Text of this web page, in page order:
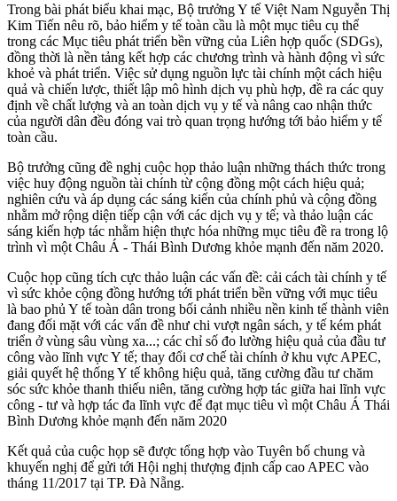
Trong bài phát biểu khai mạc, Bộ trưởng Y tế Việt Nam Nguyễn Thị
Kim Tiến nêu rõ, bảo hiểm y tế toàn cầu là một mục tiêu cụ thể
trong các Mục tiêu phát triển bền vững của Liên hợp quốc (SDGs),
đồng thời là nền tảng kết hợp các chương trình và hành động vì sức
khoẻ và phát triển. Việc sử dụng nguồn lực tài chính một cách hiệu
quả và chiến lược, thiết lập mô hình dịch vụ phù hợp, đề ra các quy
định về chất lượng và an toàn dịch vụ y tế và nâng cao nhận thức
của người dân đều đóng vai trò quan trọng hướng tới bảo hiểm y tế
toàn cầu.
Bộ trưởng cũng đề nghị cuộc họp thảo luận những thách thức trong
việc huy động nguồn tài chính từ cộng đồng một cách hiệu quả;
nghiên cứu và áp dụng các sáng kiến của chính phủ và cộng đồng
nhằm mở rộng diện tiếp cận với các dịch vụ y tế; và thảo luận các
sáng kiến hợp tác nhằm hiện thực hóa những mục tiêu đề ra trong lộ
trình vì một Châu Á - Thái Bình Dương khỏe mạnh đến năm 2020.
Cuộc họp cũng tích cực thảo luận các vấn đề: cải cách tài chính y tế
vì sức khỏe cộng đồng hướng tới phát triển bền vững với mục tiêu
là bao phủ Y tế toàn dân trong bối cảnh nhiều nền kinh tế thành viên
đang đối mặt với các vấn đề như chi vượt ngân sách, y tế kém phát
triển ở vùng sâu vùng xa...; các chỉ số đo lường hiệu quả của đầu tư
công vào lĩnh vực Y tế; thay đổi cơ chế tài chính ở khu vực APEC,
giải quyết hệ thống Y tế không hiệu quả, tăng cường đầu tư chăm
sóc sức khỏe thanh thiếu niên, tăng cường hợp tác giữa hai lĩnh vực
công - tư và hợp tác đa lĩnh vực để đạt mục tiêu vì một Châu Á Thái
Bình Dương khỏe mạnh đến năm 2020
Kết quả của cuộc họp sẽ được tổng hợp vào Tuyên bố chung và
khuyến nghị để gửi tới Hội nghị thượng định cấp cao APEC vào
tháng 11/2017 tại TP. Đà Nẵng.